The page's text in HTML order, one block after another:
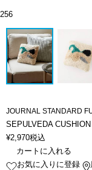
256
JOURNAL STANDARD
SEPULVEDA
¥2,970税込
カートに入れる
お気に入りに登録